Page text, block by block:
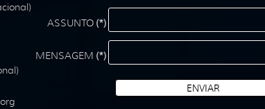
org
ASSUNTO (*)
MENSAGEM (*)
ENVIAR